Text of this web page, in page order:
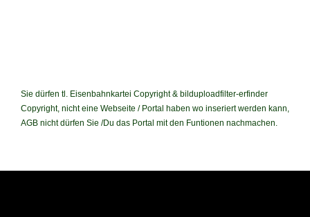
Sie dürfen tl. Eisenbahnkartei Copyright & bilduploadfilter-erfinder
Copyright, nicht eine Webseite / Portal haben wo inseriert werden kann,
AGB nicht dürfen Sie /Du das Portal mit den Funtionen nachmachen.